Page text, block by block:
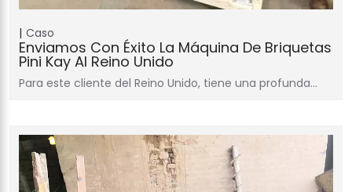
Caso
Enviamos Con Éxito La Máquina De Briquetas
Pini Kay Al Reino Unido
Para este cliente del Reino Unido, tiene una profunda…